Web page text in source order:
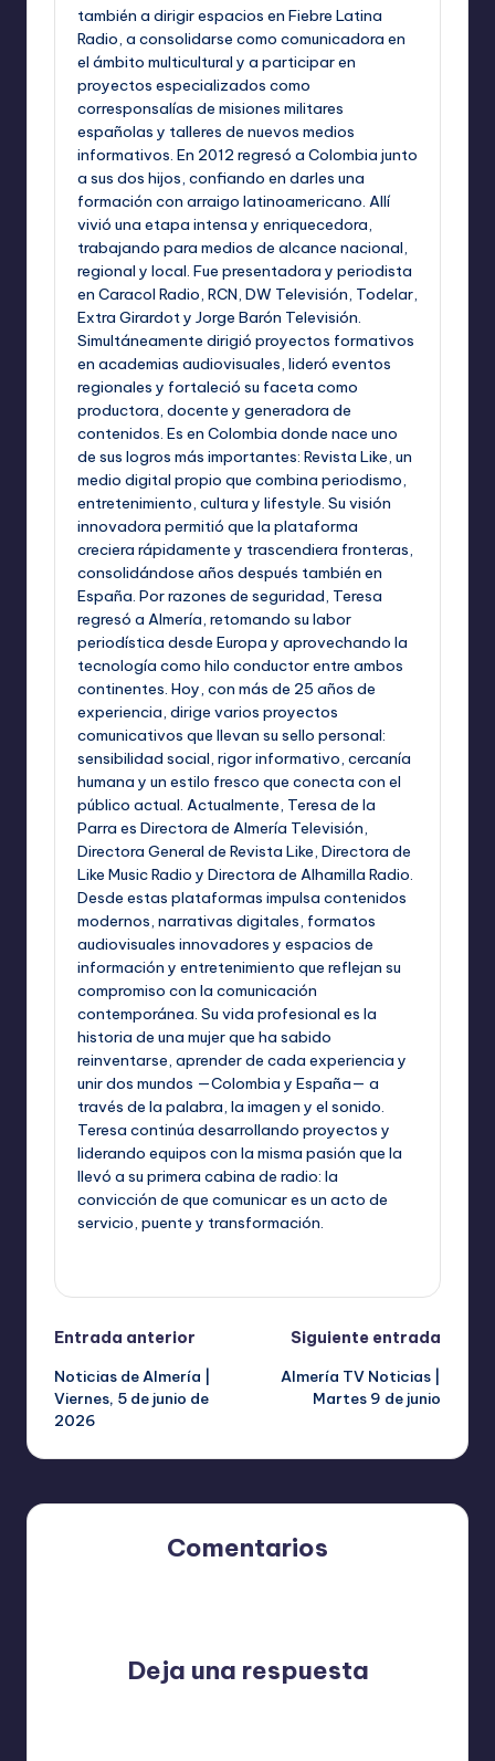
también a dirigir espacios en Fiebre Latina
Radio, a consolidarse como comunicadora en
el ámbito multicultural y a participar en
proyectos especializados como
corresponsalías de misiones militares
españolas y talleres de nuevos medios
informativos. En 2012 regresó a Colombia junto
a sus dos hijos, confiando en darles una
formación con arraigo latinoamericano. Allí
vivió una etapa intensa y enriquecedora,
trabajando para medios de alcance nacional,
regional y local. Fue presentadora y periodista
en Caracol Radio, RCN, DW Televisión, Todelar,
Extra Girardot y Jorge Barón Televisión.
Simultáneamente dirigió proyectos formativos
en academias audiovisuales, lideró eventos
regionales y fortaleció su faceta como
productora, docente y generadora de
contenidos. Es en Colombia donde nace uno
de sus logros más importantes: Revista Like, un
medio digital propio que combina periodismo,
entretenimiento, cultura y lifestyle. Su visión
innovadora permitió que la plataforma
creciera rápidamente y trascendiera fronteras,
consolidándose años después también en
España. Por razones de seguridad, Teresa
regresó a Almería, retomando su labor
periodística desde Europa y aprovechando la
tecnología como hilo conductor entre ambos
continentes. Hoy, con más de 25 años de
experiencia, dirige varios proyectos
comunicativos que llevan su sello personal:
sensibilidad social, rigor informativo, cercanía
humana y un estilo fresco que conecta con el
público actual. Actualmente, Teresa de la
Parra es Directora de Almería Televisión,
Directora General de Revista Like, Directora de
Like Music Radio y Directora de Alhamilla Radio.
Desde estas plataformas impulsa contenidos
modernos, narrativas digitales, formatos
audiovisuales innovadores y espacios de
información y entretenimiento que reflejan su
compromiso con la comunicación
contemporánea. Su vida profesional es la
historia de una mujer que ha sabido
reinventarse, aprender de cada experiencia y
unir dos mundos —Colombia y España— a
través de la palabra, la imagen y el sonido.
Teresa continúa desarrollando proyectos y
liderando equipos con la misma pasión que la
llevó a su primera cabina de radio: la
convicción de que comunicar es un acto de
servicio, puente y transformación.
Navegación
de
entradas
Entrada anterior
Noticias de Almería |
Viernes, 5 de junio de
2026
Siguiente entrada
Almería TV Noticias |
Martes 9 de junio
Comentarios
Deja una respuesta